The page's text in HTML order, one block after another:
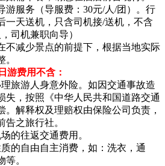
游服务（导服费：30元/人/团）。行
一天送机，只含司机接/送机，不含
司机兼职向导）
减少景点的前提下，根据当地实际
游费用不含：
旅游人身意外险。如因交通事故造
失，按照《中华人民共和国道路交通
。解释权及理赔权由保险公司负责，
之旅行社。
的往返交通费用。
的自由自主消费，如：洗衣，通
。